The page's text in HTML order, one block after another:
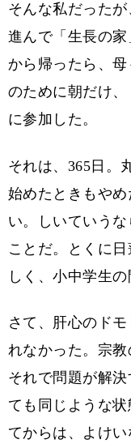
そんな私だった
進んで「生長の
から帰ったら、
のために朝だけ、
に参加した。
それは、365日。
始めたときもや
い。しいていう
ことだ。とくに
しく、小中学生
さて、肝心のド
れなかった。宗教
それで問題が解
ても同じような
てからは、よけ